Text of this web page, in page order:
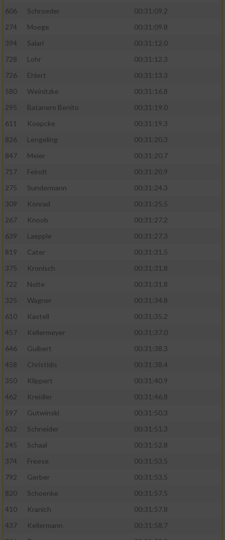
606
Schroeder
00:31:09.2
274
Moege
00:31:09.8
394
Salari
00:31:12.0
728
Lohr
00:31:12.3
726
Ehlert
00:31:13.3
580
Weinitzke
00:31:16.8
295
Batanero Benito
00:31:19.0
611
Koepcke
00:31:19.3
826
Lengeling
00:31:20.3
847
Meier
00:31:20.7
717
Feindt
00:31:20.9
275
Sundermann
00:31:24.3
309
Konrad
00:31:25.5
267
Knoob
00:31:27.2
639
Laepple
00:31:27.3
819
Cater
00:31:31.5
375
Kronisch
00:31:31.8
722
Nolte
00:31:31.8
325
Wagner
00:31:34.8
610
Kastell
00:31:35.2
457
Kellermeyer
00:31:37.0
646
Guibert
00:31:38.3
458
Christidis
00:31:38.4
350
Klippert
00:31:40.9
462
Kreidler
00:31:46.8
597
Gutwinski
00:31:50.3
632
Schneider
00:31:51.3
245
Schaal
00:31:52.8
374
Freese
00:31:53.5
792
Gerber
00:31:53.5
820
Schoenke
00:31:57.5
410
Kranich
00:31:57.8
437
Kellermann
00:31:58.7